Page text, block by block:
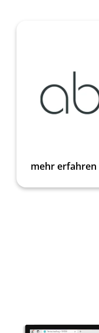
mehr erfahren